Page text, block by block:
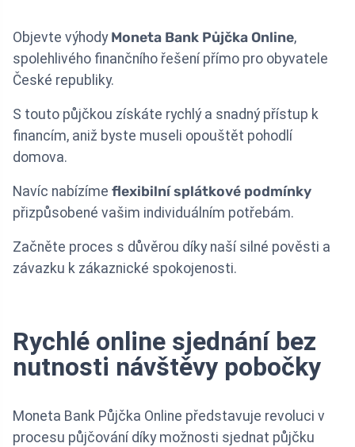
Objevte výhody Moneta Bank Půjčka Online,
spolehlivého finančního řešení přímo pro obyvatele
České republiky.
S touto půjčkou získáte rychlý a snadný přístup k
financím, aniž byste museli opouštět pohodlí
domova.
Navíc nabízíme flexibilní splátkové podmínky
přizpůsobené vašim individuálním potřebám.
Začněte proces s důvěrou díky naší silné pověsti a
závazku k zákaznické spokojenosti.
Rychlé online sjednání bez
nutnosti návštěvy pobočky
Moneta Bank Půjčka Online představuje revoluci v
procesu půjčování díky možnosti sjednat půjčku